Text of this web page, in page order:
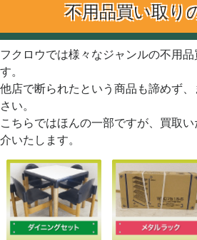
不用品買い取り
フクロウでは様々なジャンルの不用
す。
他店で断られたという商品も諦めず
さい。
こちらではほんの一部ですが、買取
介いたします。